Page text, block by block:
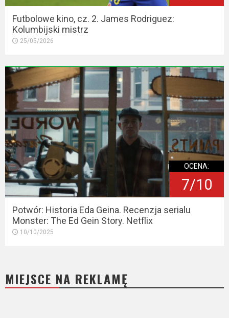
Futbolowe kino, cz. 2. James Rodriguez:
Kolumbijski mistrz
25/05/2026
OCENA:
7/10
Potwór: Historia Eda Geina. Recenzja serialu
Monster: The Ed Gein Story. Netflix
10/10/2025
MIEJSCE NA REKLAMĘ